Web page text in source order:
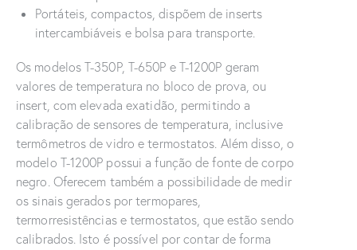
Portáteis, compactos, dispõem de inserts
intercambiáveis e bolsa para transporte.
Os modelos T-350P, T-650P e T-1200P geram
valores de temperatura no bloco de prova, ou
insert, com elevada exatidão, permitindo a
calibração de sensores de temperatura, inclusive
termômetros de vidro e termostatos. Além disso, o
modelo T-1200P possui a função de fonte de corpo
negro. Oferecem também a possibilidade de medir
os sinais gerados por termopares,
termorresistências e termostatos, que estão sendo
calibrados. Isto é possível por contar de forma